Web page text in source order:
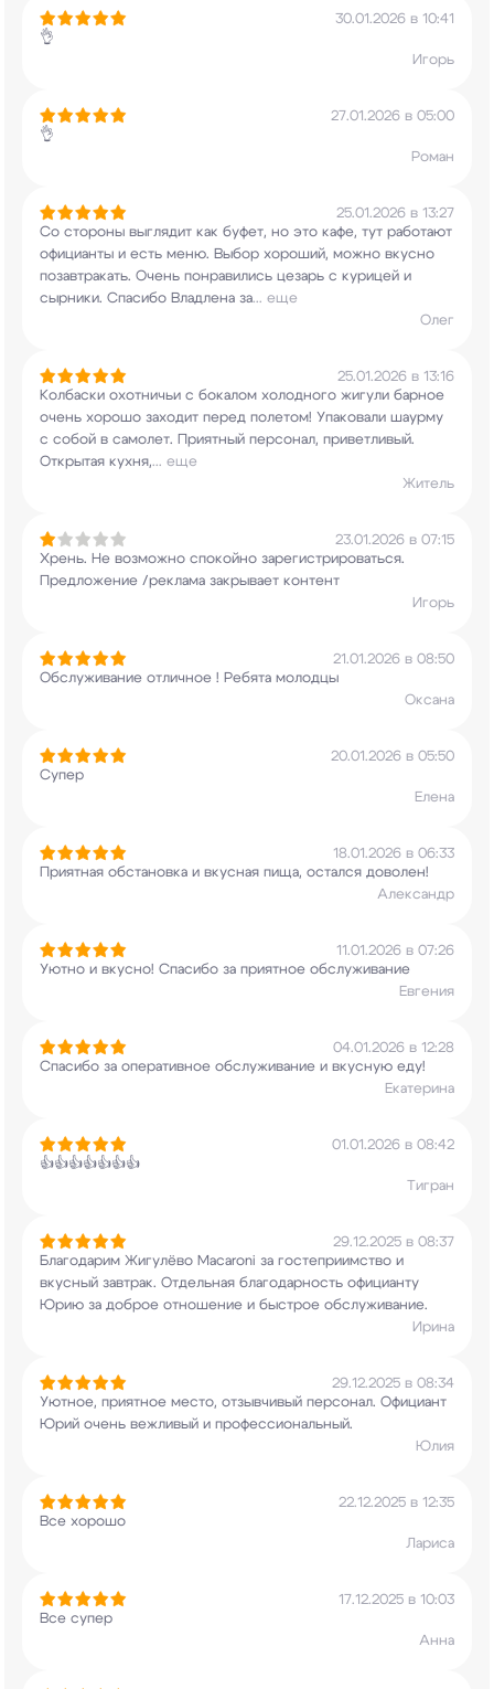
30.01.2026 в 10:41
👌
Игорь
27.01.2026 в 05:00
👌
Роман
25.01.2026 в 13:27
Со стороны выглядит как буфет, но это кафе, тут работают
официанты и есть меню. Выбор хороший, можно вкусно
позавтракать. Очень понравились цезарь с курицей и
сырники. Спасибо Владлена за... еще
Олег
25.01.2026 в 13:16
Колбаски охотничьи с бокалом холодного жигули барное
очень хорошо заходит перед полетом! Упаковали шаурму
с собой в самолет. Приятный персонал, приветливый.
Открытая кухня,... еще
Житель
23.01.2026 в 07:15
Хрень. Не возможно спокойно зарегистрироваться.
Предложение /реклама закрывает контент
Игорь
21.01.2026 в 08:50
Обслуживание отличное ! Ребята молодцы
Оксана
20.01.2026 в 05:50
Супер
Елена
18.01.2026 в 06:33
Приятная обстановка и вкусная пища, остался доволен!
Александр
11.01.2026 в 07:26
Уютно и вкусно! Спасибо за приятное обслуживание
Евгения
04.01.2026 в 12:28
Спасибо за оперативное обслуживание и вкусную еду!
Екатерина
01.01.2026 в 08:42
👍👍👍👍👍👍👍
Тигран
29.12.2025 в 08:37
Благодарим Жигулёво Macaroni за гостеприимство и
вкусный завтрак. Отдельная благодарность официанту
Юрию за доброе отношение и быстрое обслуживание.
Ирина
29.12.2025 в 08:34
Уютное, приятное место, отзывчивый персонал. Официант
Юрий очень вежливый и профессиональный.
Юлия
22.12.2025 в 12:35
Все хорошо
Лариса
17.12.2025 в 10:03
Все супер
Анна